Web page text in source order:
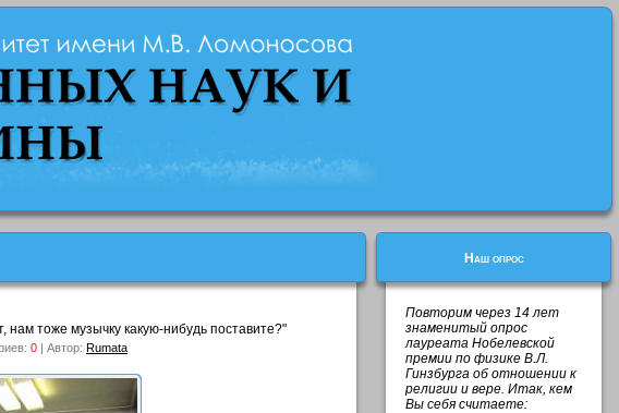
нам тоже музычку какую-нибудь поставите?"
0 | Автор: Rumata
Наш опрос
Повторим через 14 лет
знаменитый опрос
лауреата Нобелевской
премии по физике В.Л.
Гинзбурга об отношении к
религии и вере. Итак, кем
Вы себя считаете: